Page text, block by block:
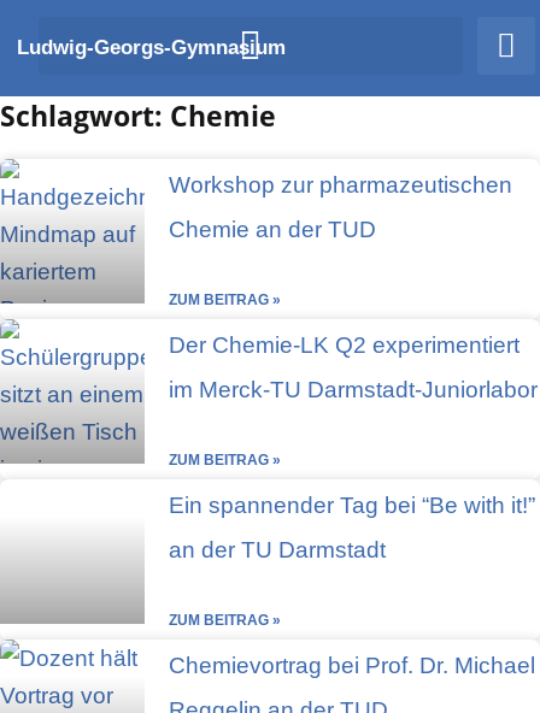
Inhalt
springen
Ludwig-Georgs-Gymnasium
Schlagwort: Chemie
Workshop zur pharmazeutischen
Chemie an der TUD
ZUM BEITRAG »
Der Chemie-LK Q2 experimentiert
im Merck-TU Darmstadt-Juniorlabor
ZUM BEITRAG »
Ein spannender Tag bei “Be with it!”
an der TU Darmstadt
ZUM BEITRAG »
Chemievortrag bei Prof. Dr. Michael